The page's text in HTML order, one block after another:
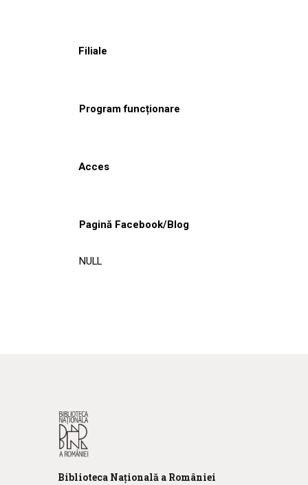
Filiale
Program funcționare
Acces
Pagină Facebook/Blog
NULL
Biblioteca Națională a României